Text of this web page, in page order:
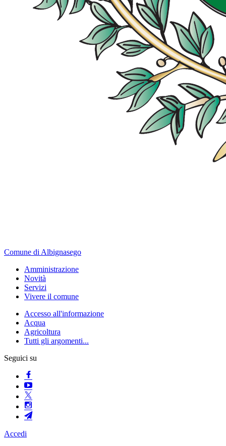
Comune di Albignasego
Amministrazione
Novità
Servizi
Vivere il comune
Accesso all'informazione
Acqua
Agricoltura
Tutti gli argomenti...
Seguici su
Accedi